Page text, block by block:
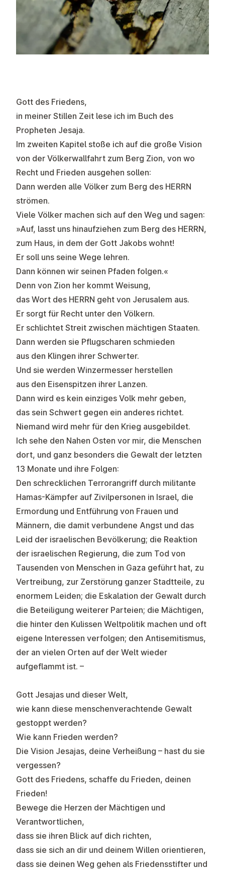
Gott des Friedens,
in meiner Stillen Zeit lese ich im Buch des
Propheten Jesaja.
Im zweiten Kapitel stoße ich auf die große Vision
von der Völkerwallfahrt zum Berg Zion, von wo
Recht und Frieden ausgehen sollen:
Dann werden alle Völker zum Berg des HERRN
strömen.
Viele Völker machen sich auf den Weg und sagen:
»Auf, lasst uns hinaufziehen zum Berg des HERRN,
zum Haus, in dem der Gott Jakobs wohnt!
Er soll uns seine Wege lehren.
Dann können wir seinen Pfaden folgen.«
Denn von Zion her kommt Weisung,
das Wort des HERRN geht von Jerusalem aus.
Er sorgt für Recht unter den Völkern.
Er schlichtet Streit zwischen mächtigen Staaten.
Dann werden sie Pflugscharen schmieden
aus den Klingen ihrer Schwerter.
Und sie werden Winzermesser herstellen
aus den Eisenspitzen ihrer Lanzen.
Dann wird es kein einziges Volk mehr geben,
das sein Schwert gegen ein anderes richtet.
Niemand wird mehr für den Krieg ausgebildet.
Ich sehe den Nahen Osten vor mir, die Menschen
dort, und ganz besonders die Gewalt der letzten
13 Monate und ihre Folgen:
Den schrecklichen Terrorangriff durch militante
Hamas-Kämpfer auf Zivilpersonen in Israel, die
Ermordung und Entführung von Frauen und
Männern, die damit verbundene Angst und das
Leid der israelischen Bevölkerung; die Reaktion
der israelischen Regierung, die zum Tod von
Tausenden von Menschen in Gaza geführt hat, zu
Vertreibung, zur Zerstörung ganzer Stadtteile, zu
enormem Leiden; die Eskalation der Gewalt durch
die Beteiligung weiterer Parteien; die Mächtigen,
die hinter den Kulissen Weltpolitik machen und oft
eigene Interessen verfolgen; den Antisemitismus,
der an vielen Orten auf der Welt wieder
aufgeflammt ist. –
Gott Jesajas und dieser Welt,
wie kann diese menschenverachtende Gewalt
gestoppt werden?
Wie kann Frieden werden?
Die Vision Jesajas, deine Verheißung – hast du sie
vergessen?
Gott des Friedens, schaffe du Frieden, deinen
Frieden!
Bewege die Herzen der Mächtigen und
Verantwortlichen,
dass sie ihren Blick auf dich richten,
dass sie sich an dir und deinem Willen orientieren,
dass sie deinen Weg gehen als Friedensstifter und